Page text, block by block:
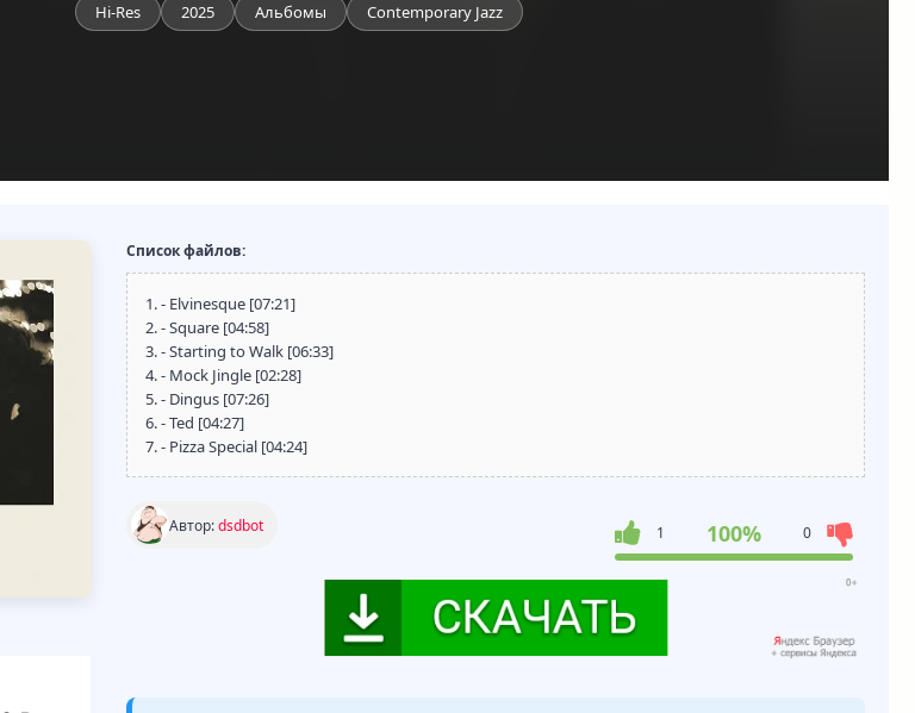
Hi-Res 2025 Альбомы Contemporary Jazz
Список файлов:
1. - Elvinesque [07:21]
2. - Square [04:58]
3. - Starting to Walk [06:33]
4. - Mock Jingle [02:28]
5. - Dingus [07:26]
6. - Ted [04:27]
7. - Pizza Special [04:24]
Автор:dsdbot 1 100% 0